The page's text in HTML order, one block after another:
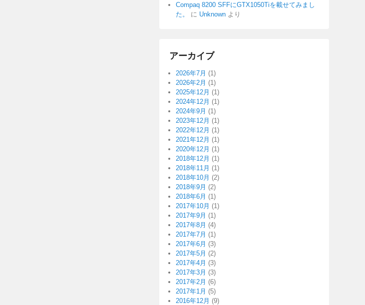
Compaq 8200 SFFにGTX1050Tiを載せてみまし
た。
に Unknown より
アーカイブ
2026年7月 (1)
2026年2月 (1)
2025年12月 (1)
2024年12月 (1)
2024年9月 (1)
2023年12月 (1)
2022年12月 (1)
2021年12月 (1)
2020年12月 (1)
2018年12月 (1)
2018年11月 (1)
2018年10月 (2)
2018年9月 (2)
2018年6月 (1)
2017年10月 (1)
2017年9月 (1)
2017年8月 (4)
2017年7月 (1)
2017年6月 (3)
2017年5月 (2)
2017年4月 (3)
2017年3月 (3)
2017年2月 (6)
2017年1月 (5)
2016年12月 (9)